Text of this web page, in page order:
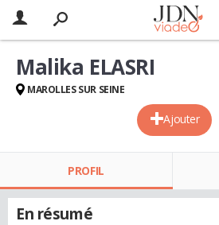
Ajouter
Malika ELASRI
MAROLLES SUR SEINE
PROFIL
En résumé